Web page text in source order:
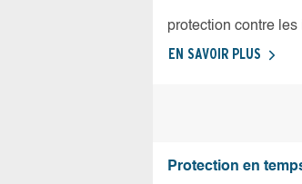
protection contre
EN SAVOIR PLUS
Protection en